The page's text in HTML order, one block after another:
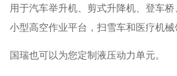
用于汽车举升机、剪式升降机、登车桥
小型高空作业平台，扫雪车和医疗机械
国瑞也可以为您定制液压动力单元。